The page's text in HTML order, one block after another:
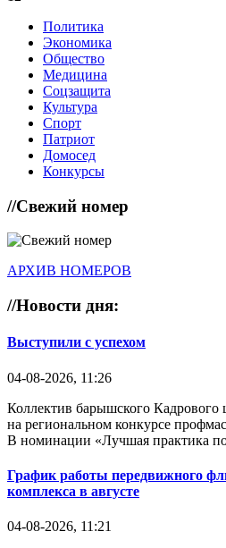
Политика
Экономика
Общество
Медицина
Соцзащита
Культура
Спорт
Патриот
Домосед
Конкурсы
//Свежий номер
АРХИВ НОМЕРОВ
//Новости дня:
Выступили с успехом
04-08-2026, 11:26
Коллектив барышского Кадрового
на региональном конкурсе
В номинации «Лучшая практика
График работы передвижного
комплекса в августе
04-08-2026, 11:21